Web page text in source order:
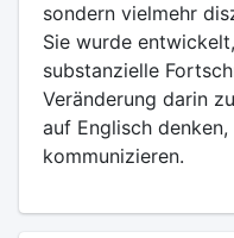
sondern vielmehr
Sie wurde
substanzielle
Veränderung darin
auf Englisch
kommunizieren.